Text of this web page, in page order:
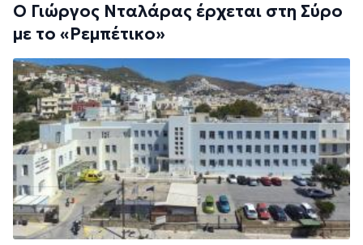
Ο Γιώργος Νταλάρας έρχεται στη Σύρο
με το «Ρεμπέτικο»